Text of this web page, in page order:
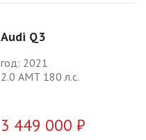
Audi Q3
год: 2021
2.0 АМТ 180 л.с.
3 449 000 ₽